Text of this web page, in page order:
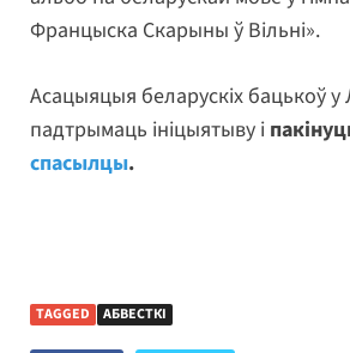
Францыска Скарыны ў Вільні».
Асацыяцыя беларускіх бацькоў у
падтрымаць ініцыятыву і
спасылцы.
TAGGED АБВЕСТКІ